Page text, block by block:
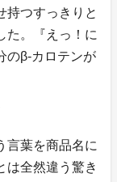
持つすっきりと
た。『えっ！に
のβ-カロテンが
言葉を商品名に
は全然違う驚き